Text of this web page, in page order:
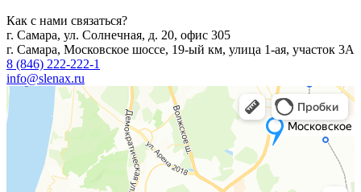
Как с нами связаться?
г. Самара, ул. Солнечная, д. 20, офис 305
г. Самара, Московское шоссе, 19-ый км, улица 1-ая, участок 3А
8 (846) 222-222-1
info@slenax.ru